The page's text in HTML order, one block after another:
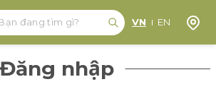
Tìm kiếm
Tìm kiếm
VN EN Định
Đăng nhập